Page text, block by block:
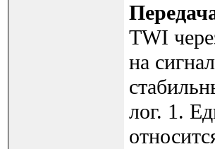
TWI
на
лог. 1.